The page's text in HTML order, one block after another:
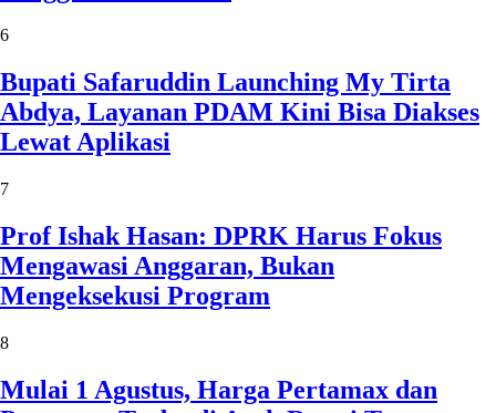
6
Bupati Safaruddin Launching My Tirta
Abdya, Layanan PDAM Kini Bisa Diakses
Lewat Aplikasi
7
Prof Ishak Hasan: DPRK Harus Fokus
Mengawasi Anggaran, Bukan
Mengeksekusi Program
8
Mulai 1 Agustus, Harga Pertamax dan